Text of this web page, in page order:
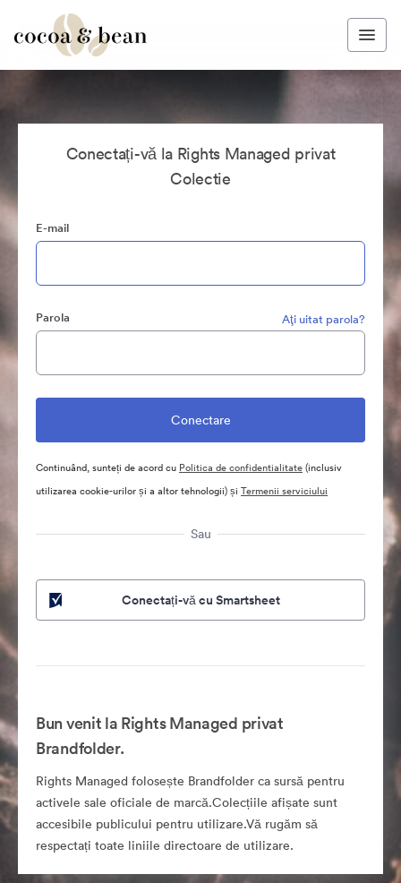
Conectați-vă la Rights Managed privat
Colectie
E-mail
Parola Aţi uitat parola?
Continuând, sunteți de acord cu Politica de confidentialitate(inclusiv
utilizarea cookie-urilor și a altor tehnologii) și Termenii serviciului
Sau
Conectați-vă cu Smartsheet
Bun venit la Rights Managed privat
Brandfolder.
Rights Managed folosește Brandfolder ca sursă pentru
activele sale oficiale de marcă.Colecțiile afișate sunt
accesibile publicului pentru utilizare.Vă rugăm să
respectați toate liniile directoare de utilizare.